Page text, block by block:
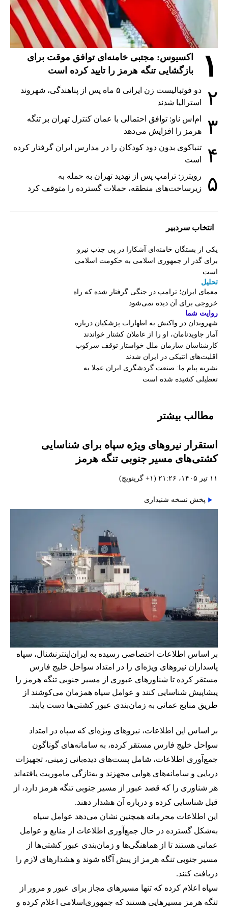
۱
اکسیوس: مجتبی خامنه‌ای توافق موقت برای
بازگشایی تنگه هرمز را تایید کرده است
۲
دو فوتبالیست زن ایرانی ۵ ماه پس از پناهندگی، شهروند
استرالیا شدند
۳
ام‌اس ناو: توافق احتمالی با عمان کنترل تهران بر تنگه
هرمز را افزایش می‌دهد
۴
تنباکوی بدون دود کودکان را در مدارس ایران گرفتار کرده
است
۵
رویترز: ترامپ پس از تهدید تهران به حمله به
زیرساخت‌های منطقه، حملات گسترده را متوقف کرد
انتخاب سردبیر
یکی از بستگان خامنه‌ای آشکارا در پی جذب نیرو
برای گذر از جمهوری اسلامی به حکومت اسلامی
است
تحلیل
معمای ایران؛ ترامپ در جنگی گرفتار شده که راه
خروجی برای آن دیده نمی‌شود
روایت شما
شهروندان در واکنش به اظهارات پزشکیان درباره
آمار جاویدنامان، او را از عاملان کشتار خواندند
کارشناسان سازمان ملل خواستار توقف سرکوب
اقلیت‌های اتنیکی در ایران شدند
نشریه پیام ما: صنعت گردشگری ایران عملا به
تعطیلی کشیده شده است
مطالب بیشتر
استقرار نیروهای ویژه سپاه برای شناسایی
کشتی‌های مسیر جنوبی تنگه هرمز
۱۱ تیر ۱۴۰۵، ۲۱:۲۶ (‎+۱ گرینویچ)
پخش نسخه شنیداری
بر اساس اطلاعات اختصاصی رسیده به ایران‌اینترنشنال، سپاه
پاسداران نیروهای ویژه‌ای را در امتداد سواحل خلیج فارس
مستقر کرده تا شناورهای عبوری از مسیر جنوبی تنگه هرمز را
پیشاپیش شناسایی کنند و عوامل سپاه همزمان می‌کوشند از
طریق منابع عمانی به زمان‌بندی عبور کشتی‌ها دست یابند.
بر اساس این اطلاعات، نیروهای ویژه‌ای که سپاه در امتداد
سواحل خلیج فارس مستقر کرده، به سامانه‌های گوناگون
جمع‌آوری اطلاعات، شامل پست‌های دیده‌بانی زمینی، تجهیزات
دریایی و سامانه‌های هوایی مجهزند و به‌تازگی ماموریت یافته‌اند
هر شناوری را که قصد عبور از مسیر جنوبی تنگه هرمز دارد، از
قبل شناسایی کرده و درباره آن هشدار دهند.
این اطلاعات محرمانه همچنین نشان می‌دهد عوامل سپاه
به‌شکل گسترده در حال جمع‌آوری اطلاعات از منابع و عوامل
عمانی هستند تا از هماهنگی‌ها و زمان‌بندی عبور کشتی‌ها از
مسیر جنوبی تنگه هرمز از پیش آگاه شوند و هشدارهای لازم را
دریافت کنند.
سپاه اعلام کرده که تنها مسیرهای مجاز برای عبور و مرور از
تنگه هرمز مسیرهایی هستند که جمهوری‌اسلامی اعلام کرده و